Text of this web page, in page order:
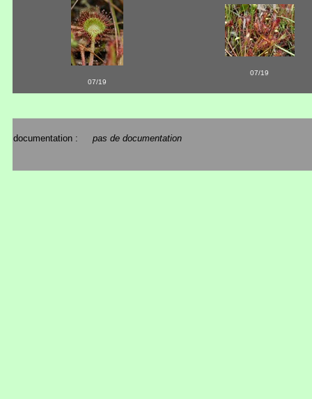
07/19
07/19
documentation : pas de documentation